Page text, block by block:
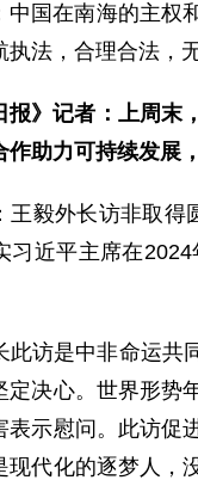
中国在南海的主权
执法，合理合法，
报》记者：上周
作助力可持续发展
王毅外长访非取得
习近平主席在
此访是中非命运共
定决心。世界形势
表示慰问。此访促
现代化的逐梦人，